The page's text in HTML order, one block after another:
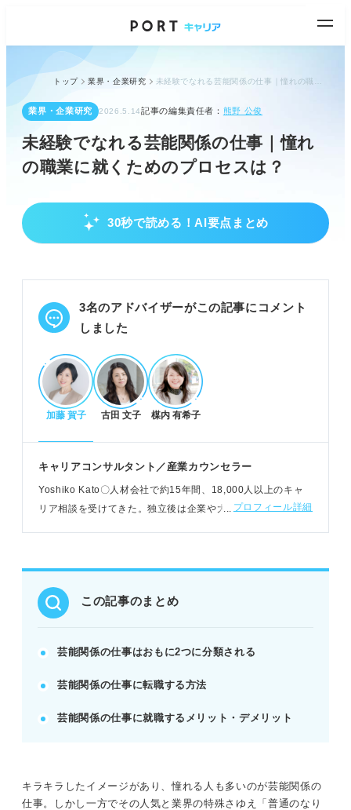
トップ 業界・企業研究
業界・企業研究 2026.5.14記事の編集責任者： 熊野 公俊
未経験でなれる芸能関係の仕事｜憧れ
の職業に就くためのプロセスは？
30秒で読める！AI要点まとめ
芸能関係の仕事の全体像と業界理解
れ特徴を把握する。
仕事は表に出る人と裏方で支える人に大別される。
性診断を活用しよう。
未経験からの転職方法と必要なスキル
オーディション、求人応募、エージェント活用、専
門学校でスキル習得の4つの方法がある。
が求められる。
裏方にはコミュニケーション力、スケジュール管理
力、専門スキルが必要。
職活動を進めよう。
職を難しくする。
やりがいが大きい。
って転職活動に臨もう。
3名のアドバイザーがこの記事にコメント
しました
加藤 賀子 古田 文子 楳内 有希子
キャリアコンサルタント／産業カウンセラー
Yoshiko Kato〇人材会社で約15年間、18,000人以上のキャ
リア相談を受けてきた。独立後は企業や大学、個人と契約
プロフィール詳細
この記事のまとめ
芸能関係の仕事はおもに2つに分類される
芸能関係の仕事に転職する方法
芸能関係の仕事に就職するメリット・デメリット
キラキラしたイメージがあり、憧れる人も多いのが芸能関係の
仕事。しかし一方でその人気と業界の特殊さゆえ「普通のなり